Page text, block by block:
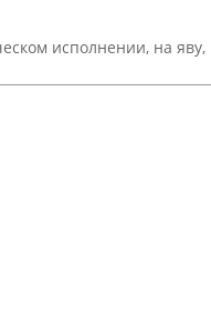
исполнении, на